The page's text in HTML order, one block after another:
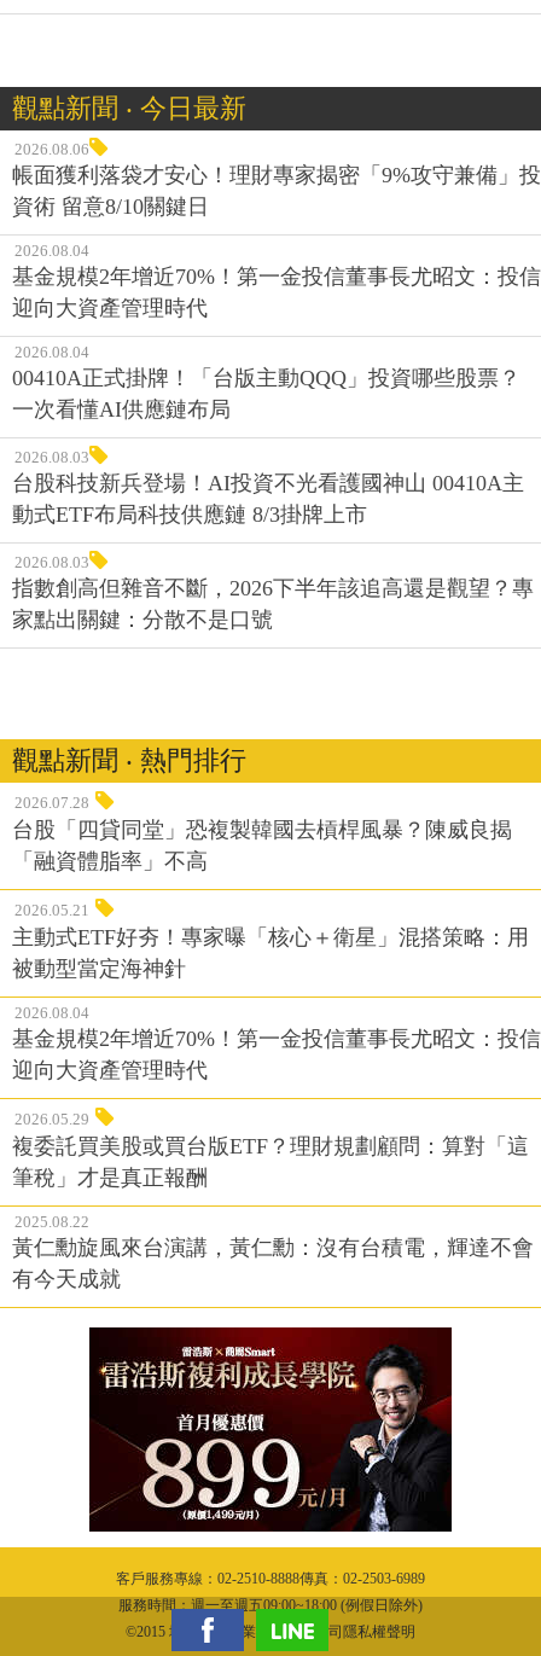
觀點新聞 ‧ 今日最新
2026.08.06
帳面獲利落袋才安心！理財專家揭密「9%攻守兼備」投
資術 留意8/10關鍵日
2026.08.04
基金規模2年增近70%！第一金投信董事長尤昭文：投信
迎向大資產管理時代
2026.08.04
00410A正式掛牌！「台版主動QQQ」投資哪些股票？
一次看懂AI供應鏈布局
2026.08.03
台股科技新兵登場！AI投資不光看護國神山 00410A主
動式ETF布局科技供應鏈 8/3掛牌上市
2026.08.03
指數創高但雜音不斷，2026下半年該追高還是觀望？專
家點出關鍵：分散不是口號
觀點新聞 ‧ 熱門排行
2026.07.28
台股「四貸同堂」恐複製韓國去槓桿風暴？陳威良揭
「融資體脂率」不高
2026.05.21
主動式ETF好夯！專家曝「核心＋衛星」混搭策略：用
被動型當定海神針
2026.08.04
基金規模2年增近70%！第一金投信董事長尤昭文：投信
迎向大資產管理時代
2026.05.29
複委託買美股或買台版ETF？理財規劃顧問：算對「這
筆稅」才是真正報酬
2025.08.22
黃仁勳旋風來台演講，黃仁勳：沒有台積電，輝達不會
有今天成就
客戶服務專線：02-2510-8888傳真：02-2503-6989
服務時間：週一至週五09:00~18:00 (例假日除外)
©2015 城邦文化事業股份有限公司隱私權聲明